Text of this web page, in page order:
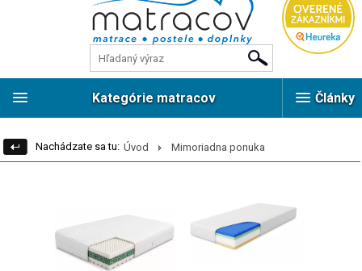
Články
Kategórie matracov
Nachádzate sa tu: Úvod Mimoriadna ponuka